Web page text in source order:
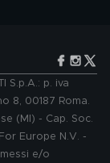
S.p.A.: p. iva
8, 00187 Roma.
(MI) - Cap. Soc.
Europe N.V. -
e/o